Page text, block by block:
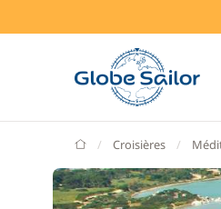
GlobeSailor
Croisières